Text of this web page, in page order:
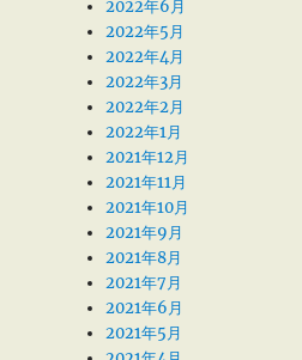
2022年6月
2022年5月
2022年4月
2022年3月
2022年2月
2022年1月
2021年12月
2021年11月
2021年10月
2021年9月
2021年8月
2021年7月
2021年6月
2021年5月